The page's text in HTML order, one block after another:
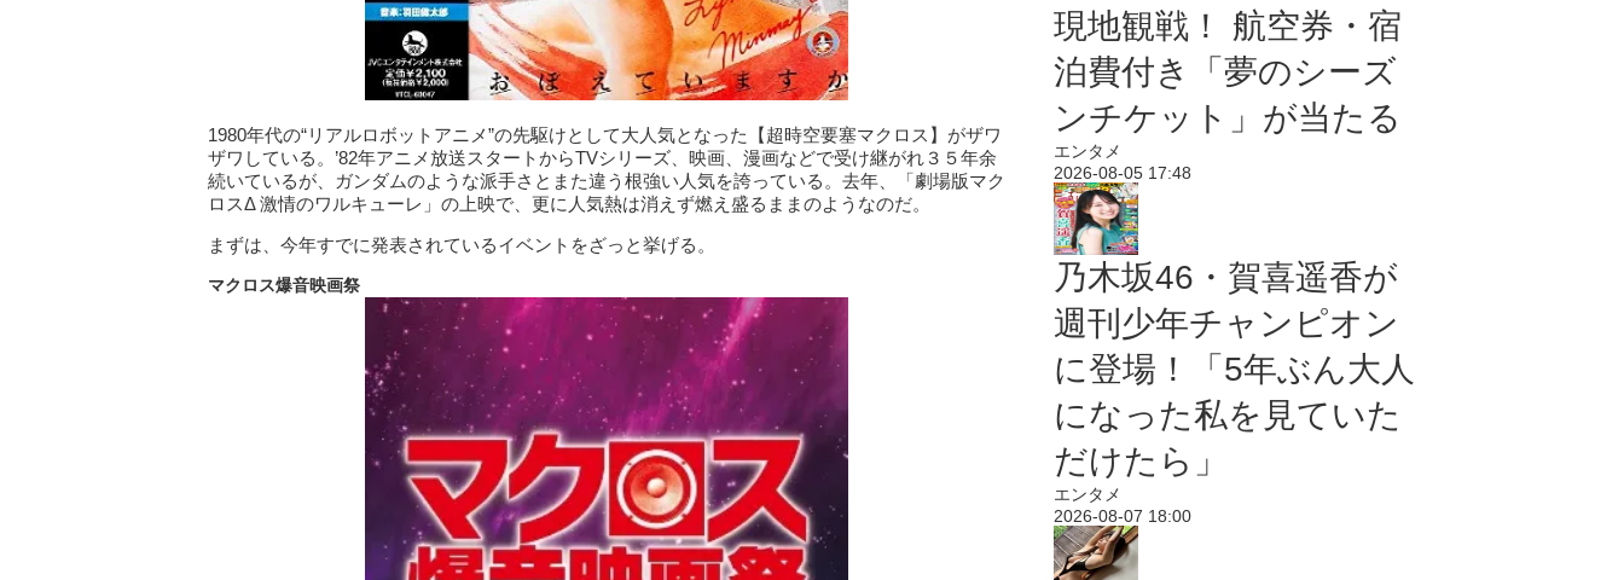
1980年代の“リアルロボットアニメ”の先駆けとして大人気となった【超時空要塞マクロス】がザワ
ザワしている。’82年アニメ放送スタートからTVシリーズ、映画、漫画などで受け継がれ３５年余
続いているが、ガンダムのような派手さとまた違う根強い人気を誇っている。去年、「劇場版マク
ロスΔ 激情のワルキューレ」の上映で、更に人気熱は消えず燃え盛るままのようなのだ。
まずは、今年すでに発表されているイベントをざっと挙げる。
マクロス爆音映画祭
現地観戦！ 航空券・宿
泊費付き「夢のシーズ
ンチケット」が当たる
エンタメ
2026-08-05 17:48
乃木坂46・賀喜遥香が
週刊少年チャンピオン
に登場！「5年ぶん大人
になった私を見ていた
だけたら」
エンタメ
2026-08-07 18:00